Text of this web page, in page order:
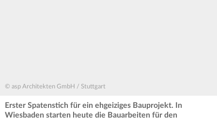
© asp Architekten GmbH / Stuttgart
Erster Spatenstich für ein ehgeiziges Bauprojekt. In
Wiesbaden starten heute die Bauarbeiten für den